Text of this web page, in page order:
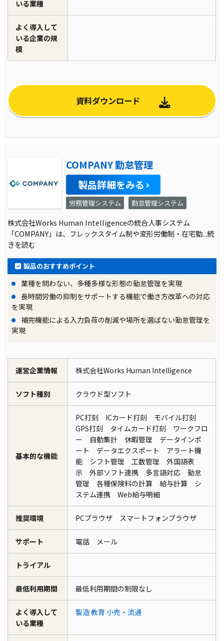
いる業種
よく導入して
いる企業の規
模
資料ダウンロード
COMPANY 勤怠管理
製品詳細をみる
労務管理システム 勤怠管理システム
株式会社Works Human Intelligenceの統合人事システム
「COMPANY」は、フレックスタイム制や変形労働制・在宅勤...続
きを読む
製品のおすすめポイント
業種を問わない、多種多様な形態の勤怠管理を実現
長時間労働の抑制をサポートする機能で働き方改革への対応
を実現
補完機能による入力負荷の削減や場所を選ばない勤怠管理を
実現
運営企業情報 株式会社Works Human Intelligence
ソフト種別 クラウド型ソフト
基本的な機能
PC打刻 ICカード打刻 モバイル打刻
GPS打刻 タイムカード打刻 ワークフロ
ー 自動集計 休暇管理 データインポ
ート データエクスポート アラート機
能 シフト管理 工数管理 外国語表
示 外部ソフト連携 多言語対応 勤怠
管理 各種保険料の計算 給与計算 シ
ステム連携 Web給与明細
推奨環境 PCブラウザ スマートフォンブラウザ
サポート 電話 メール
トライアル
最低利用期間 最低利用期間の制限なし
よく導入して
いる業種
製造教育 小売・流通